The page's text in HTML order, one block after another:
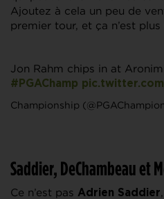
Ajoutez à cela un peu de
premier tour, et ça n’est
Jon Rahm chips in at
#PGAChamp
Championship
Saddier, DeChambeau et
Ce n’est pas Adrien Saddier,